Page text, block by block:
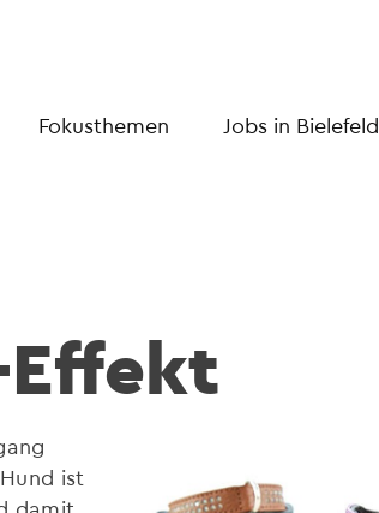
Fokusthemen Jobs in Bielefeld
ist
damit